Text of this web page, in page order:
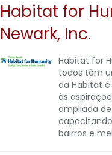
Habitat for
Newark, Inc.
Habitat for
todos têm
da Habitat
às
ampliada
bairros e